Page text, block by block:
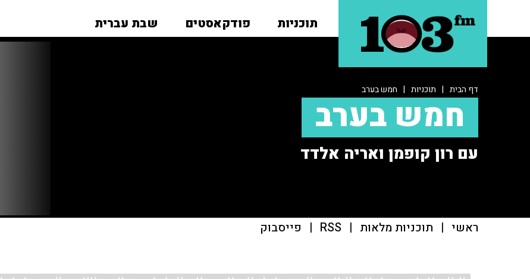
תוכניות פודקאסטים שבת עברית
דף הבית | תוכניות | חמש בערב
חמש בערב
עם רון קופמן ואריה אלדד
ראשי | תוכניות מלאות |
RSS
| פייסבוק